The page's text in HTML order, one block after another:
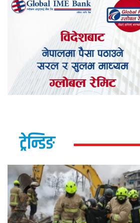
ट्रेन्डिङ